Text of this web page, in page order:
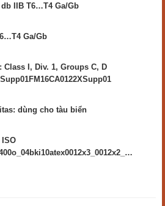
db IIB T6…T4 Ga/Gb
Ga/Gb
Class I, Div. 1, Groups C, D
dùng cho tàu biển